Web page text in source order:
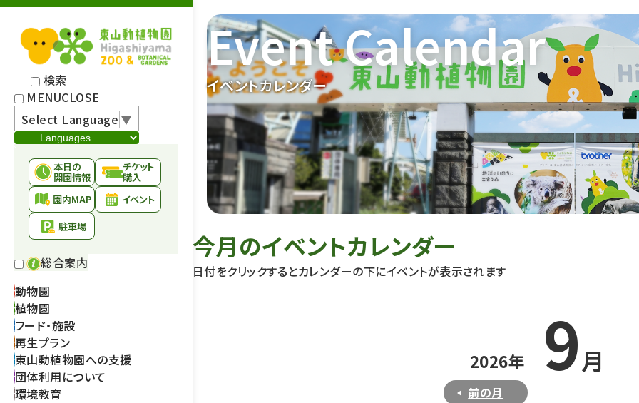
検索
MENUCLOSE
Select Language▼
本日の
開園情報
チケット
購入
園内MAP
イベント
駐車場
総合案内
動物園
植物園
フード・施設
再生プラン
東山動植物園への支援
団体利用について
環境教育
イベントカレンダー
Event Calendar
今月のイベントカレンダー
日付をクリックするとカレンダーの下にイベントが表示されます
2026年
前の月
9月